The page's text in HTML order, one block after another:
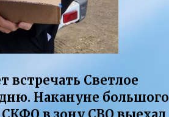
встречать Светлое
Накануне большого